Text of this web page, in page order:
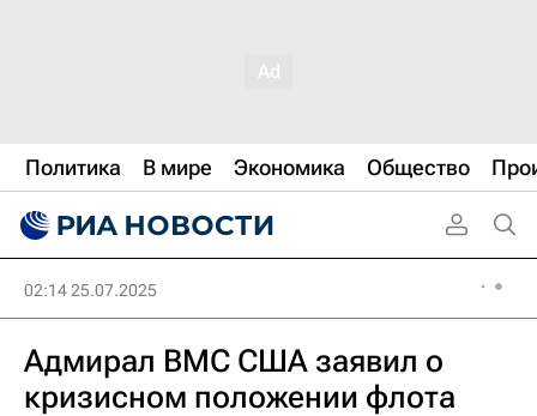
Политика В мире Экономика Общество
02:14 25.07.2025
Адмирал ВМС США заявил о
кризисном положении флота